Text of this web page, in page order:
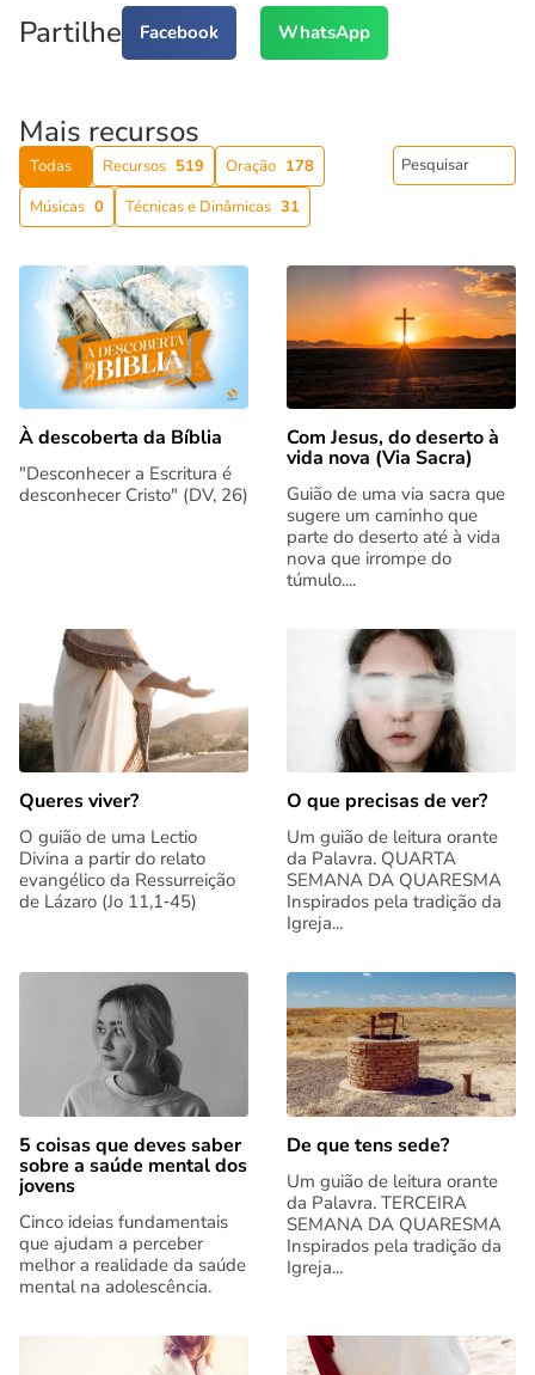
Partilhe Facebook WhatsApp
Mais recursos
Todas Recursos 519 Oração 178
Músicas 0 Técnicas e Dinâmicas 31
À descoberta da Bíblia
"Desconhecer a Escritura é
desconhecer Cristo" (DV, 26)
Com Jesus, do deserto à
vida nova (Via Sacra)
Guião de uma via sacra que
sugere um caminho que
parte do deserto até à vida
nova que irrompe do
túmulo....
Queres viver?
O guião de uma Lectio
Divina a partir do relato
evangélico da Ressurreição
de Lázaro (Jo 11,1‑45)
O que precisas de ver?
Um guião de leitura orante
da Palavra. QUARTA
SEMANA DA QUARESMA
Inspirados pela tradição da
Igreja...
5 coisas que deves saber
sobre a saúde mental dos
jovens
Cinco ideias fundamentais
que ajudam a perceber
melhor a realidade da saúde
mental na adolescência.
De que tens sede?
Um guião de leitura orante
da Palavra. TERCEIRA
SEMANA DA QUARESMA
Inspirados pela tradição da
Igreja...